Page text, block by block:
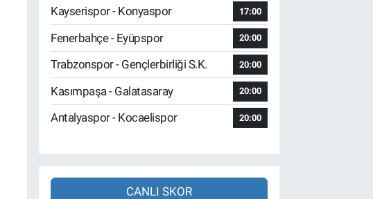
Kayserispor - Konyaspor
17:00
Fenerbahçe - Eyüpspor 20:00
Trabzonspor - Gençlerbirliği S.K. 20:00
Kasımpaşa - Galatasaray 20:00
Antalyaspor - Kocaelispor 20:00
CANLI SKOR